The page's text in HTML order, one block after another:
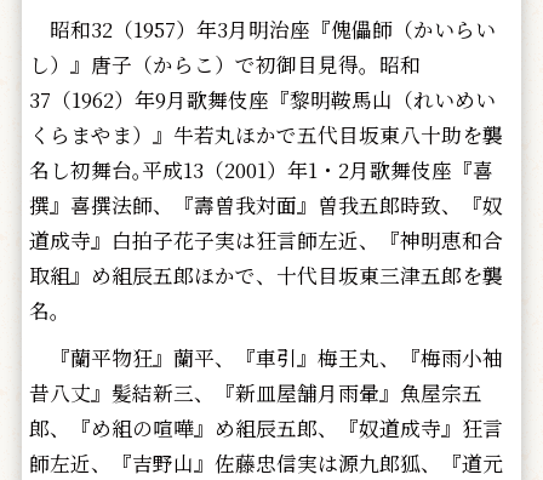
昭和32（1957）年3月明治座『傀儡師（かいらい
し）』唐子（からこ）で初御目見得。昭和
37（1962）年9月歌舞伎座『黎明鞍馬山（れいめい
くらまやま）』牛若丸ほかで五代目坂東八十助を襲
名し初舞台｡平成13（2001）年1・2月歌舞伎座『喜
撰』喜撰法師、『壽曽我対面』曽我五郎時致、『奴
道成寺』白拍子花子実は狂言師左近、『神明恵和合
取組』め組辰五郎ほかで、十代目坂東三津五郎を襲
名。
『蘭平物狂』蘭平、『車引』梅王丸、『梅雨小袖
昔八丈』髪結新三、『新皿屋舗月雨暈』魚屋宗五
郎、『め組の喧嘩』め組辰五郎、『奴道成寺』狂言
師左近、『吉野山』佐藤忠信実は源九郎狐、『道元